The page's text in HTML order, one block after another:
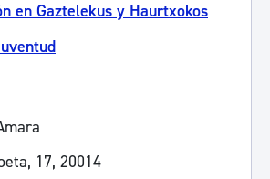
en Gaztelekus y Haurtxokos
17, 20014